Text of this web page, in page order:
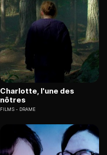
Charlotte, l'une des
nôtres
FILMS DRAME